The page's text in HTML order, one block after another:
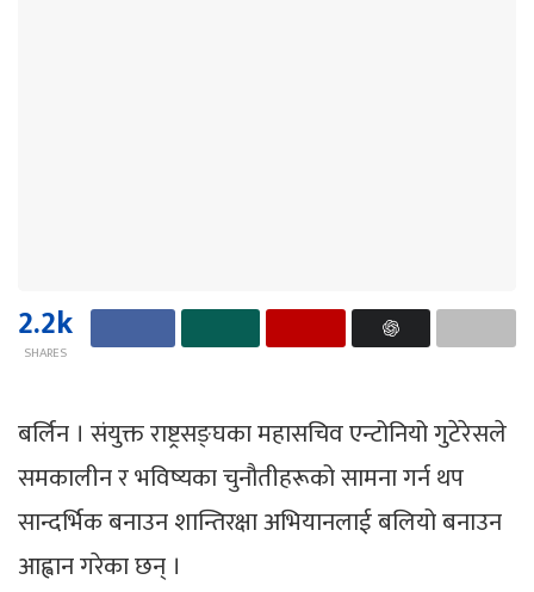
2.2k
SHARES
बर्लिन । संयुक्त राष्ट्रसङ्घका महासचिव एन्टोनियो गुटेरेसले
समकालीन र भविष्यका चुनौतीहरूको सामना गर्न थप
सान्दर्भिक बनाउन शान्तिरक्षा अभियानलाई बलियो बनाउन
आह्वान गरेका छन् ।